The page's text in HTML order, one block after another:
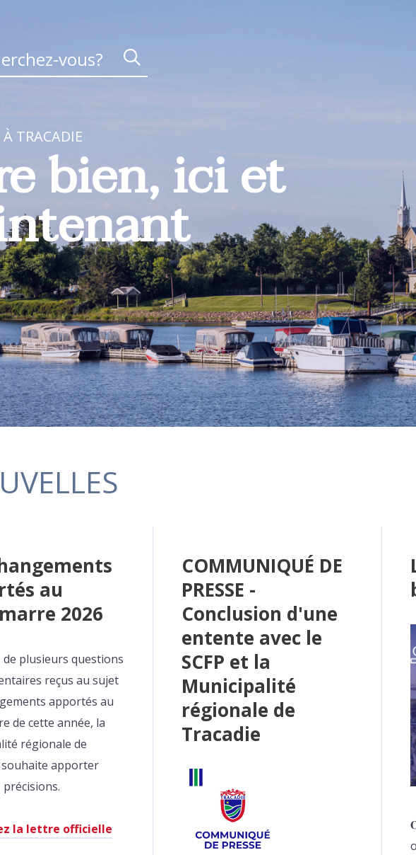
TRACADIEbien, ici et
au
2026
de plusieurs questions
reçus au sujet
apportés au
de cette année, la
régionale de
souhaite apporter
la lettre officielle
COMMUNIQUÉ DE
PRESSE -
Conclusion d'une
entente avec le
SCFP et la
Municipalité
régionale de
Tracadie